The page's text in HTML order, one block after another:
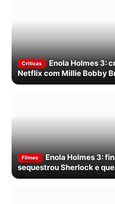
Criticas
Enola Holmes 3:
Netflix com Millie Bobby
Filmes
Enola Holmes 3:
sequestrou Sherlock e